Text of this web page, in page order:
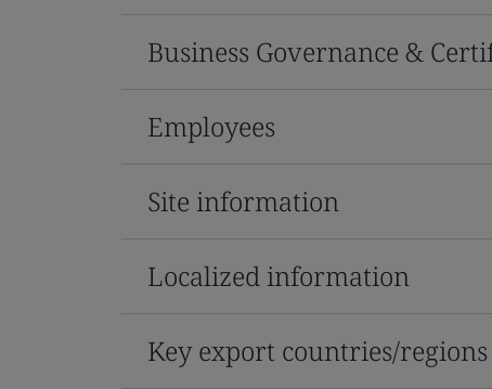
Business Governance &
Employees
Site information
Localized information
Key export countries/regions